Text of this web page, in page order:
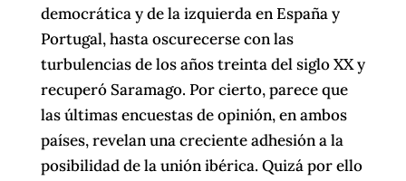
democrática y de la izquierda en España y
Portugal, hasta oscurecerse con las
turbulencias de los años treinta del siglo XX y
recuperó Saramago. Por cierto, parece que
las últimas encuestas de opinión, en ambos
países, revelan una creciente adhesión a la
posibilidad de la unión ibérica. Quizá por ello